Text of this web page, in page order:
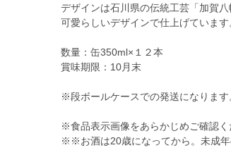
デザインは石川県の伝統工芸「加賀
可愛らしいデザインで仕上げています
数量：缶350ml×１２本
賞味期限：10月末
※段ボールケースでの発送になります
※食品表示画像をあらかじめご確認く
※※お酒は20歳になってから。未成